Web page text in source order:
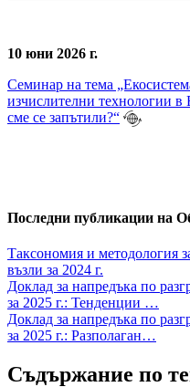
10 юни 2026 г.
Семинар на тема
изчислителни технологии в
сме се запътили?“
Последни публикации на
Таксономия и методология
възли за 2024 г.
Доклад за напредъка по
за 2025 г.: Тенденции …
Доклад за напредъка по
за 2025 г.: Разполаган…
Съдържание по